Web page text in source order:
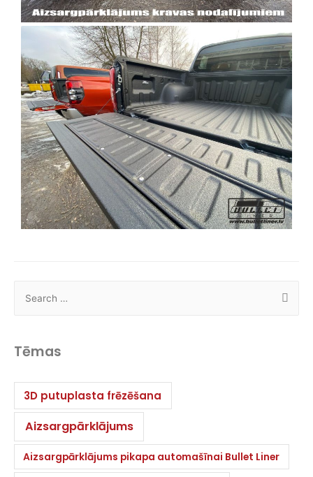
Tēmas
3D putuplasta frēzēšana
Aizsargpārklājums
Aizsargpārklājums pikapa automašīnai Bullet Liner